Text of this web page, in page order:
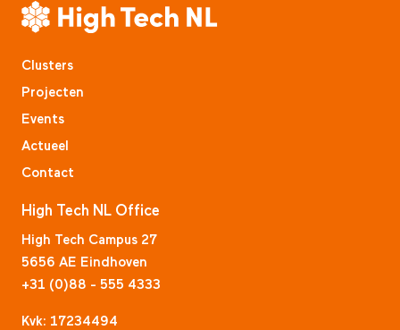
Clusters
Projecten
Events
Actueel
Contact
High Tech NL Office
High Tech Campus 27
5656 AE Eindhoven
+31 (0)88 - 555 4333
Kvk: 17234494